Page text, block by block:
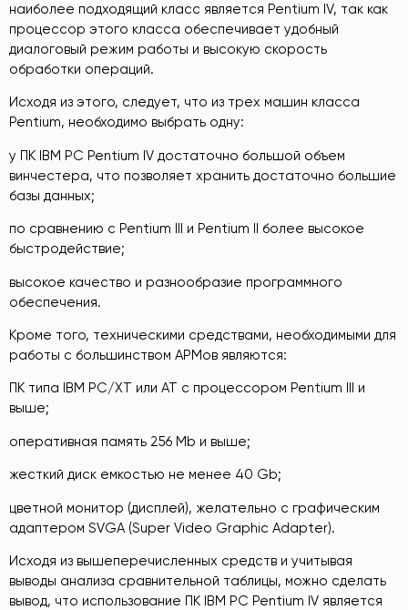
наиболее подходящий класс является Pentium IV, так как
процессор этого класса обеспечивает удобный
диалоговый режим работы и высокую скорость
обработки операций.
Исходя из этого, следует, что из трех машин класса
Pentium, необходимо выбрать одну:
у ПК IBM PC Pentium IV достаточно большой объем
винчестера, что позволяет хранить достаточно большие
базы данных;
по сравнению с Pentium III и Pentium II более высокое
быстродействие;
высокое качество и разнообразие программного
обеспечения.
Кроме того, техническими средствами, необходимыми для
работы с большинством АРМов являются:
ПК типа IBM PC/XT или AT с процессором Pentium III и
выше;
оперативная память 256 Mb и выше;
жесткий диск емкостью не менее 40 Gb;
цветной монитор (дисплей), желательно с графическим
адаптером SVGA (Super Video Graphic Adapter).
Исходя из вышеперечисленных средств и учитывая
выводы анализа сравнительной таблицы, можно сделать
вывод, что использование ПК IBM PC Pentium IV является